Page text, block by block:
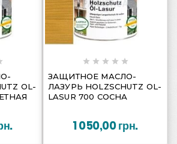

OL-
  
    
ЗАЩИТНОЕ МАСЛО-
ЛАЗУРЬ HOLZSCHUTZ OL-
LASUR 700 СОСНА
1 050,00 грн.